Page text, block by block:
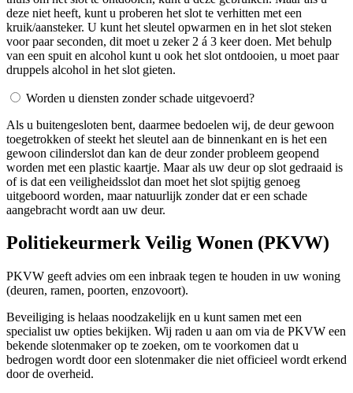
deze niet heeft, kunt u proberen het slot te verhitten met een
kruik/aansteker. U kunt het sleutel opwarmen en in het slot steken
voor paar seconden, dit moet u zeker 2 á 3 keer doen. Met behulp
van een spuit en alcohol kunt u ook het slot ontdooien, u moet paar
druppels alcohol in het slot gieten.
Worden u diensten zonder schade uitgevoerd?
Als u buitengesloten bent, daarmee bedoelen wij, de deur gewoon
toegetrokken of steekt het sleutel aan de binnenkant en is het een
gewoon cilinderslot dan kan de deur zonder probleem geopend
worden met een plastic kaartje. Maar als uw deur op slot gedraaid is
of is dat een veiligheidsslot dan moet het slot spijtig genoeg
uitgeboord worden, maar natuurlijk zonder dat er een schade
aangebracht wordt aan uw deur.
Politiekeurmerk Veilig Wonen (PKVW)
PKVW geeft advies om een inbraak tegen te houden in uw woning
(deuren, ramen, poorten, enzovoort).
Beveiliging is helaas noodzakelijk en u kunt samen met een
specialist uw opties bekijken. Wij raden u aan om via de PKVW een
bekende slotenmaker op te zoeken, om te voorkomen dat u
bedrogen wordt door een slotenmaker die niet officieel wordt erkend
door de overheid.